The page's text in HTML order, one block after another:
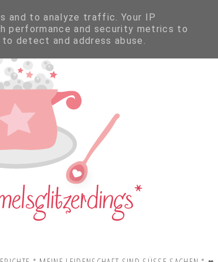
and to analyze traffic. Your IP
performance and security metrics to
detect and address abuse.